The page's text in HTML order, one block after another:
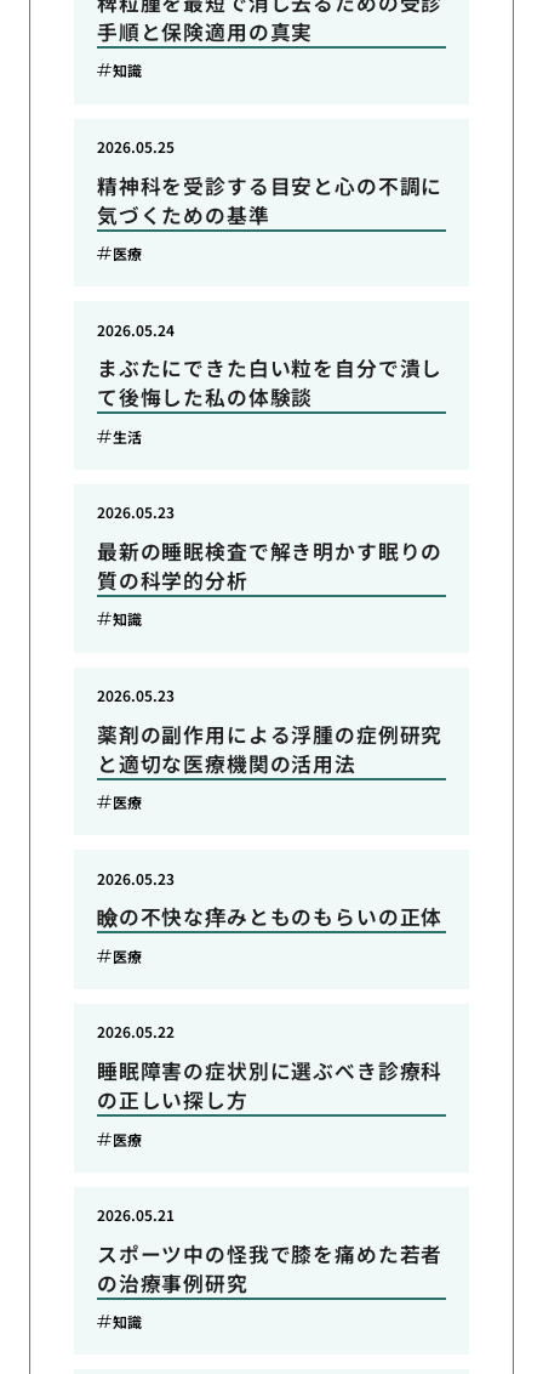
手順と保険適用の真実
知識
精神科を受診する目安と心の不調に
気づくための基準
2026.05.25
医療
まぶたにできた白い粒を自分で潰し
て後悔した私の体験談
2026.05.24
生活
最新の睡眠検査で解き明かす眠りの
質の科学的分析
2026.05.23
知識
薬剤の副作用による浮腫の症例研究
と適切な医療機関の活用法
2026.05.23
医療
瞼の不快な痒みとものもらいの正体
2026.05.23
医療
睡眠障害の症状別に選ぶべき診療科
の正しい探し方
2026.05.22
医療
スポーツ中の怪我で膝を痛めた若者
の治療事例研究
2026.05.21
知識